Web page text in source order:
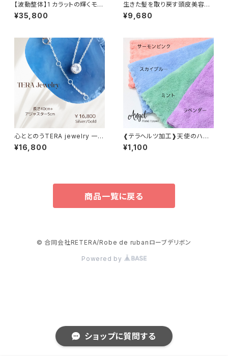
ショップに質問する
【波動整体】1 カラットの輝くモア
サナイトネックレス
¥35,800
生きた髪を取り戻す頭皮美容液
たっぷり200ml
¥9,680
心ととのうTERA jewelry 一粒
ジルコニアネックレス
¥16,800
❰テラヘルツ加工❱天使のハン
ドタオル
¥1,100
商品一覧に戻る
© 合同会社RETERA/Robe de rubanローブデリボン
Powered by